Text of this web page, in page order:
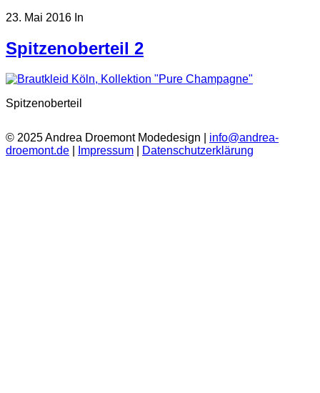
23. Mai 2016 In
Spitzenoberteil 2
Spitzenoberteil
© 2025 Andrea Droemont Modedesign | info@andrea-
droemont.de
Impressum Datenschutzerklärung